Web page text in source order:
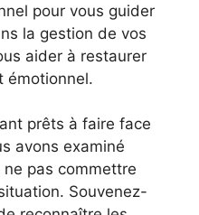
pour vous guider
la gestion de vos
aider à restaurer
émotionnel.
prêts à faire face
avons examiné
pas commettre
Souvenez-